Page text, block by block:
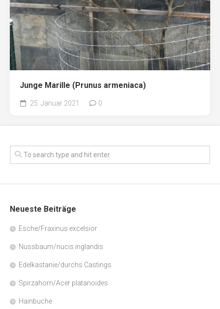
Junge Marille (Prunus armeniaca)
25. Januar 2021 0
Neueste Beiträge
Esche/Fraxinus excelsior
Nussbaum/nucis inglandis
Edelkastanie/durchs Castings
Spirzahorn/Acer platanoides
Hainbuche